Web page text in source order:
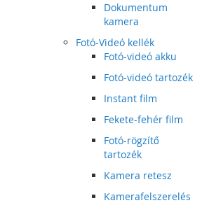
Dokumentum
kamera
Fotó-Videó kellék
Fotó-videó akku
Fotó-videó tartozék
Instant film
Fekete-fehér film
Fotó-rögzítő
tartozék
Kamera retesz
Kamerafelszerelés